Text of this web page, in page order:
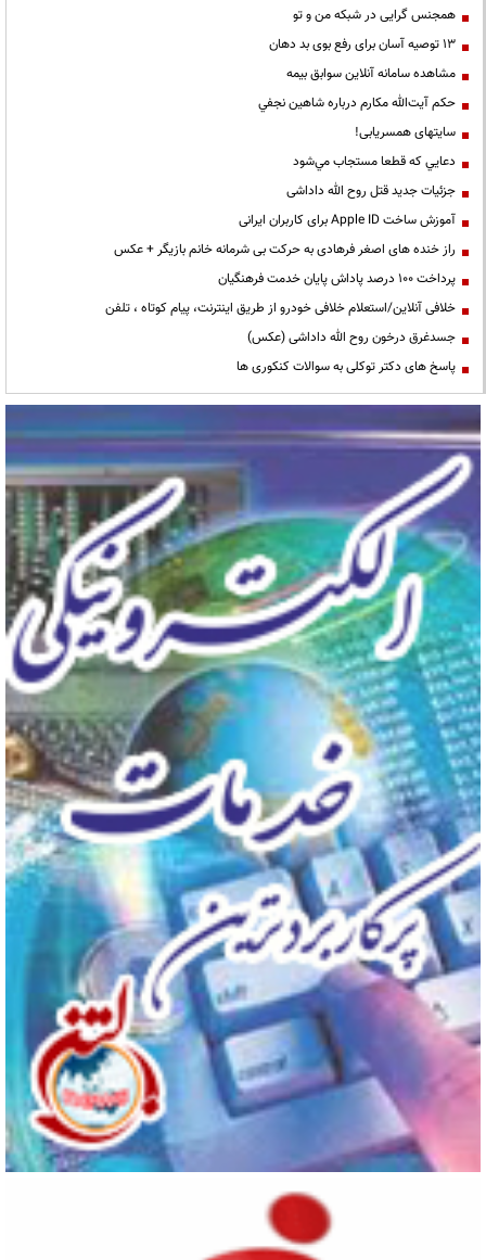
همجنس گرایی در شبکه من و تو
13 توصیه آسان برای رفع بوی بد دهان
مشاهده سامانه آنلاين سوابق بیمه
حكم آيت‌الله مكارم درباره شاهين نجفي
سایتهای همسریابی!
دعايي كه قطعا مستجاب مي‌شود
جزئیات جدید قتل روح الله داداشی
آموزش ساخت Apple ID برای کاربران ایرانی
راز خنده های اصغر فرهادی به حرکت بی شرمانه خانم بازیگر + عکس
پرداخت ۱۰۰ درصد پاداش پایان خدمت فرهنگیان
خلافی آنلاین/استعلام خلافی خودرو از طریق اینترنت، پیام کوتاه ، تلفن
جسدغرق درخون روح الله داداشی (عکس)
پاسخ های دکتر توکلی به سوالات کنکوری ها